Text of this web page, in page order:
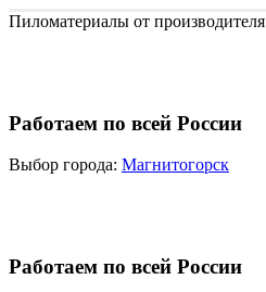
Пиломатериалы от производителя
Работаем по всей России
Выбор города: Магнитогорск
Работаем по всей России